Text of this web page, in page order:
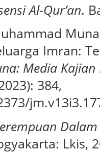
Al-Qur’an.
Imran:
Media
384,
Lkis,